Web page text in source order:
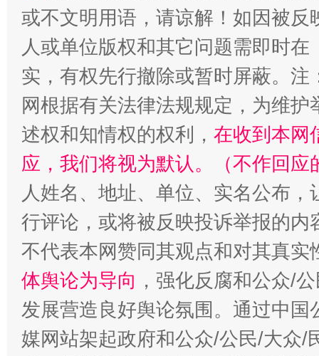
扯下公款旅游的“隐身衣” 如何以
“蜀中异人”王建安的艺术幻境
或不文明用语，请谅解！如因被
人或单位版权和其它问题需即时在
实，有权先行撤除或暂时屏蔽。
网根据有关法律法规规定，为维
述权和知情权的权利， 在收到本网
应，我们将视为默认。（不作回应
人姓名、地址、单位、实名公布
行评论，或将被反映投诉举报的
不代表本网赞同其观点和对其真实
体舆论为导向 ，强化反腐和公众/
发展营造良好舆论氛围。通过中
媒网站架起政府和公众/公民/大众/